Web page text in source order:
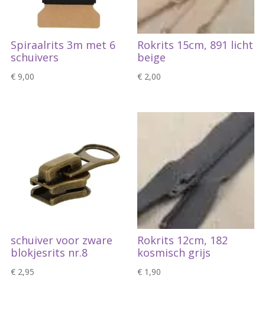
Spiraalrits 3m met 6
schuivers
€9,00
Rokrits 15cm, 891 licht
beige
€ 2,00
schuiver voor zware
blokjesrits nr.8
€2,95
Rokrits 12cm, 182
kosmisch grijs
€ 1,90